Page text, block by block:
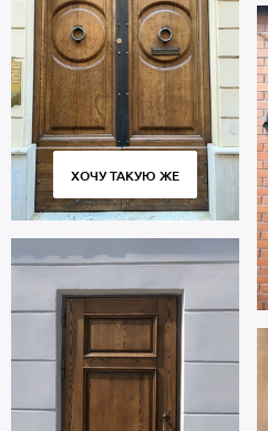
ХОЧУ ТАКУЮ ЖЕ